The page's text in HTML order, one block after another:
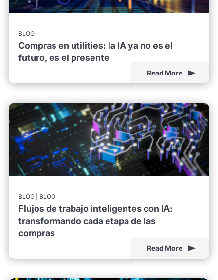
BLOG
Compras en utilities: la IA ya no es el
futuro, es el presente
Read More
BLOG | BLOG
Flujos de trabajo inteligentes con IA:
transformando cada etapa de las
compras
Read More